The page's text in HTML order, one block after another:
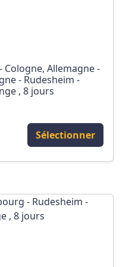
Cologne, Allemagne -
- Rudesheim -
, 8 jours
Sélectionner